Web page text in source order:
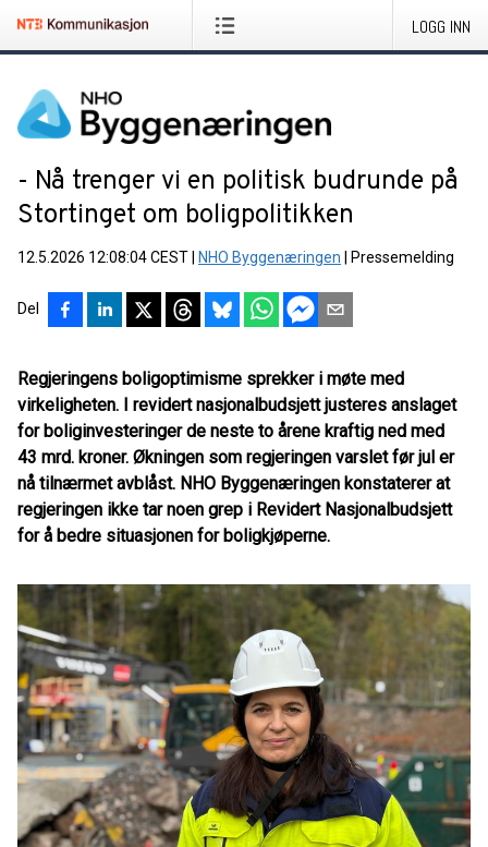
LOGG INN
- Nå trenger vi en politisk budrunde på
Stortinget om boligpolitikken
12.5.2026 12:08:04 CEST NHO Byggenæringen Pressemelding
Del
Regjeringens boligoptimisme sprekker i møte med
virkeligheten. I revidert nasjonalbudsjett justeres anslaget
for boliginvesteringer de neste to årene kraftig ned med
43 mrd. kroner. Økningen som regjeringen varslet før jul er
nå tilnærmet avblåst. NHO Byggenæringen konstaterer at
regjeringen ikke tar noen grep i Revidert Nasjonalbudsjett
for å bedre situasjonen for boligkjøperne.